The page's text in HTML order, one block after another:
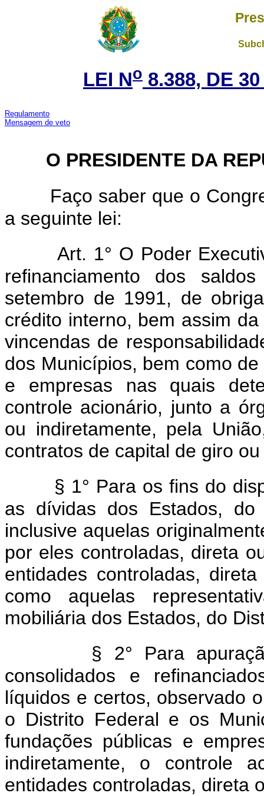
LEI No 8.388, DE
Regulamento
Mensagem de veto
O PRESIDENTE DA
Faço saber que o
a seguinte lei:
Art. 1° O Poder
refinanciamento dos
setembro de 1991, de
crédito interno, bem assim
vincendas de
dos Municípios, bem como
e empresas nas quais
controle acionário, junto a
ou indiretamente, pela
contratos de capital de giro
§ 1° Para os fins do
as dívidas dos Estados,
inclusive aquelas
por eles controladas, direta
entidades controladas,
como aquelas
mobiliária dos Estados, do
§ 2° Para
consolidados e
líquidos e certos, observado
o Distrito Federal e os
fundações públicas e
indiretamente, o controle
entidades controladas, direta